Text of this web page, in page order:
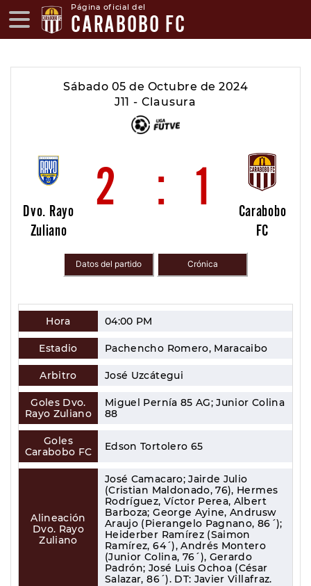
Página oficial del
CARABOBO FC
Sábado 05 de Octubre de 2024
J11 - Clausura
Dvo. Rayo
Zuliano
2 : 1
Carabobo
FC
Datos del partido Crónica
Hora 04:00 PM
Estadio Pachencho Romero, Maracaibo
Arbitro José Uzcátegui
Goles Dvo.
Rayo Zuliano
Miguel Pernía 85 AG; Junior Colina
88
Goles
Carabobo FC
Edson Tortolero 65
Alineación
Dvo. Rayo
Zuliano
José Camacaro; Jairde Julio
(Cristian Maldonado, 76), Hermes
Rodríguez, Víctor Perea, Albert
Barboza; George Ayine, Andrusw
Araujo (Pierangelo Pagnano, 86´);
Heiderber Ramírez (Saimon
Ramírez, 64´), Andrés Montero
(Junior Colina, 76´), Gerardo
Padrón; José Luis Ochoa (César
Salazar, 86´). DT: Javier Villafraz.